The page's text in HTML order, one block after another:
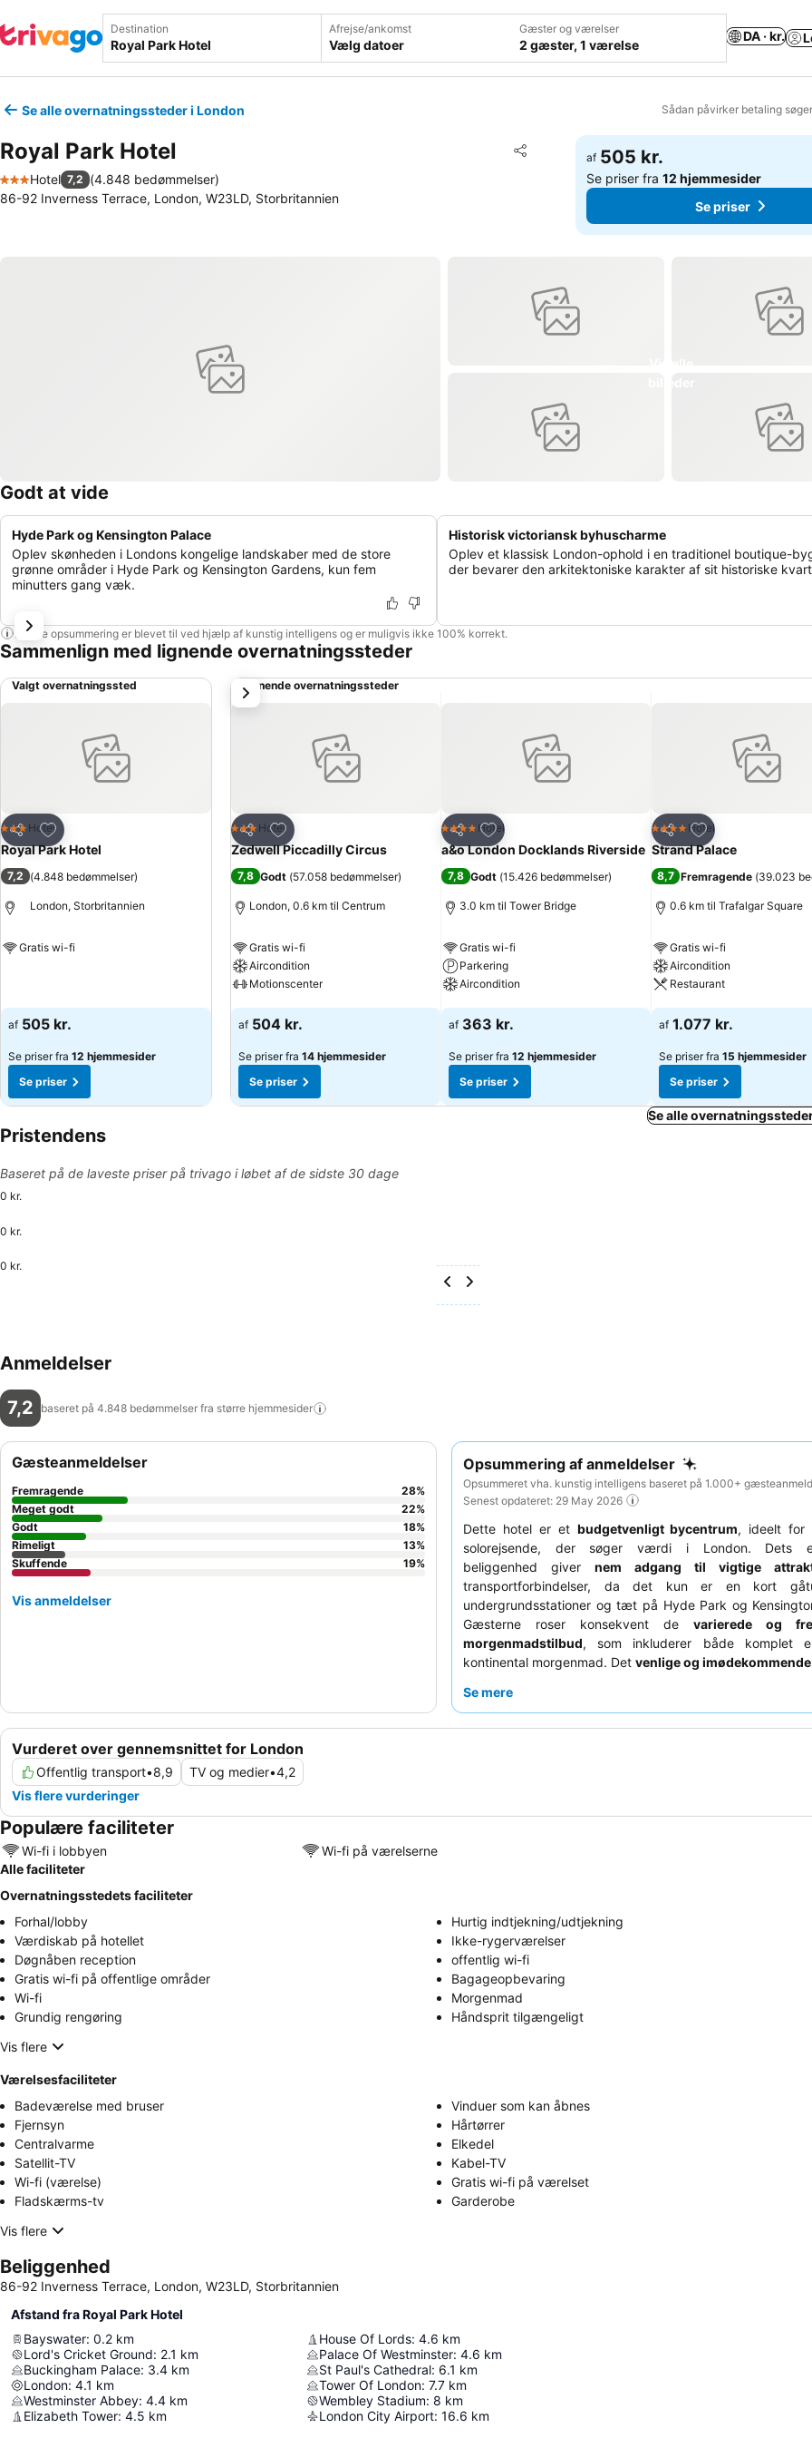
Destination Afrejse/ankomst
Vælg datoer
Gæster og værelser
2 gæster, 1 værelse
DA · kr.
Se alle overnatningssteder i London Sådan påvirker betaling
Royal Park Hotel Del
Føj til favoritter
3 Stjerner
Hotel 7,2 (4.848 bedømmelser)
86-92 Inverness Terrace, London, W23LD, Storbritannien
af 505 kr.
Se priser fra12 hjemmesider
Se priser
Godt at vide
Hyde Park og Kensington Palace
Oplev skønheden i Londons kongelige landskaber med de store
grønne områder i Hyde Park og Kensington Gardens, kun fem
minutters gang væk.
Historisk victoriansk byhuscharme
Oplev et klassisk London-ophold i en traditionel boutique-
der bevarer den arkitektoniske karakter af sit historiske
Denne opsummering er blevet til ved hjælp af kunstig intelligens og er muligvis ikke 100% korrekt.
Sammenlign med lignende overnatningssteder
Valgt overnatningssted
Del
Føj til favoritter
3 Stjerner
Hotel
Royal Park Hotel
7,2 (4.848 bedømmelser)
London, Storbritannien
Gratis wi-fi
af 505 kr.
Se priser fra 12 hjemmesider
Se priser
Lignende overnatningssteder
Del
Føj til favoritter
3 Stjerner
Hotel
Zedwell Piccadilly Circus
7,8 Godt (57.058 bedømmelser)
London, 0.6 km til Centrum
Gratis wi-fi
Aircondition
Motionscenter
Se priser
af 504 kr.
Se priser fra 14 hjemmesider
Se priser
Del
Føj til favoritter
4 StjernerHotel
a&o London Docklands Riverside
7,8 Godt (15.426 bedømmelser)
3.0 km til Tower Bridge
Gratis wi-fi
Parkering
Aircondition
Se priser
af 363 kr.
Se priser fra 12 hjemmesider
Se priser
Del
Føj til favoritter
4 StjernerHotel
Strand Palace
8,7 Fremragende (39.023
0.6 km til Trafalgar Square
Gratis wi-fi
Aircondition
Restaurant
Se priser
af 1.077 kr.
Se priser fra 15 hjemmesider
Se priser
næste
Se alle
Pristendens
Baseret på de laveste priser på trivago i løbet af de sidste 30 dage
0 kr.
0 kr.
0 kr.
Anmeldelser
7,2 baseret på 4.848 bedømmelser fra større hjemmesider
Opsummering af anmeldelser
Opsummeret vha. kunstig intelligens baseret på 1.000+
Senest opdateret: 29 May 2026
Dette hotel er et budgetvenligt bycentrum, ideelt for
solorejsende, der søger værdi i London. Dets
beliggenhed giver nem adgang til vigtige
transportforbindelser, da det kun er en kort
undergrundsstationer og tæt på Hyde Park og
Gæsterne roser konsekvent de varierede og
morgenmadstilbud, som inkluderer både komplet
kontinental morgenmad. Det venlige og
velkomst og effektiv service. For et mere roligt ophold
Se mere
Vurderet over gennemsnittet for London
Offentlig transport•8,9 TV og medier•4,2
Vis flere vurderinger
Gæsteanmeldelser
Fremragende 28%
Meget godt
22%
Godt
18%
Rimeligt
13%
Skuffende
19%
Vis anmeldelser
Populære faciliteter
Wi-fi i lobbyen
Wi-fi på værelserne
Alle faciliteter
Overnatningsstedets faciliteter
Forhal/lobby
Hurtig indtjekning/udtjekning
Værdiskab på hotellet
Ikke-rygerværelser
Døgnåben reception
offentlig wi-fi
Gratis wi-fi på offentlige områder
Bagageopbevaring
Wi-fi
Morgenmad
Grundig rengøring
Håndsprit tilgængeligt
Vis flere
Værelsesfaciliteter
Badeværelse med bruser
Vinduer som kan åbnes
Fjernsyn
Hårtørrer
Centralvarme
Elkedel
Satellit-TV
Kabel-TV
Wi-fi (værelse)
Gratis wi-fi på værelset
Fladskærms-tv
Garderobe
Vis flere
Beliggenhed
86-92 Inverness Terrace, London, W23LD, Storbritannien
Afstand fra Royal Park Hotel
Bayswater: 0.2 km
Lord's Cricket Ground: 2.1 km
Buckingham Palace: 3.4 km
London: 4.1 km
Westminster Abbey: 4.4 km
Elizabeth Tower: 4.5 km
House Of Lords: 4.6 km
Palace Of Westminster: 4.6 km
St Paul's Cathedral: 6.1 km
Tower Of London: 7.7 km
Wembley Stadium: 8 km
London City Airport: 16.6 km